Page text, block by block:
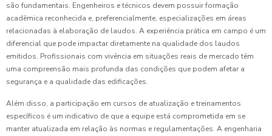
são fundamentais. Engenheiros e técnicos devem possuir formação
acadêmica reconhecida e, preferencialmente, especializações em áreas
relacionadas à elaboração de laudos. A experiência prática em campo é um
diferencial que pode impactar diretamente na qualidade dos laudos
emitidos. Profissionais com vivência em situações reais de mercado têm
uma compreensão mais profunda das condições que podem afetar a
segurança e a qualidade das edificações.
Além disso, a participação em cursos de atualização e treinamentos
específicos é um indicativo de que a equipe está comprometida em se
manter atualizada em relação às normas e regulamentações. A engenharia